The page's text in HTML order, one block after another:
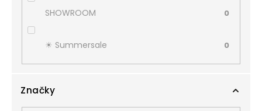
SHOWROOM 0
☀︎ Summersale 0
Značky